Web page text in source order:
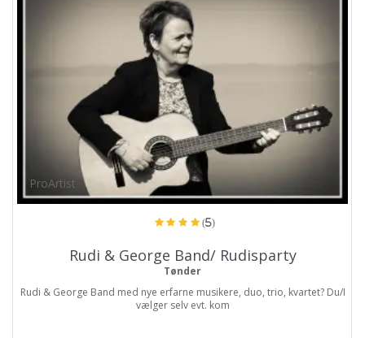
ProArtist
(5)
Rudi & George Band/ Rudisparty
Tønder
Rudi & George Band med nye erfarne musikere, duo, trio, kvartet? Du/I
vælger selv evt. kom